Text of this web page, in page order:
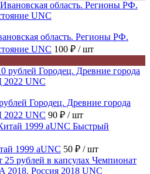
область. Регионы РФ.
UNC 100 ₽ / шт
Городец. Древние города
UNC 90 ₽ / шт
Быстрый
1999 aUNC 50 ₽ / шт